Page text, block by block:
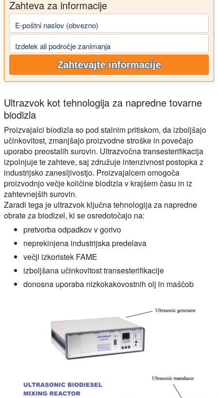
Zahteva za informacije
E-poštni naslov (obvezno)
Izdelek ali področje zanimanja
Zahtevajte informacije
Ultrazvok kot tehnologija za napredne tovarne
biodizla
Proizvajalci biodizla so pod stalnim pritiskom, da izboljšajo
učinkovitost, zmanjšajo proizvodne stroške in povečajo
uporabo preostalih surovin. Ultrazvočna transesterifikacija
izpolnjuje te zahteve, saj združuje intenzivnost postopka z
industrijsko zanesljivostjo. Proizvajalcem omogoča
proizvodnjo večje količine biodizla v krajšem času in iz
zahtevnejših surovin.
Zaradi tega je ultrazvok ključna tehnologija za napredne
obrate za biodizel, ki se osredotočajo na:
pretvorba odpadkov v gorivo
neprekinjena industrijska predelava
večji izkoristek FAME
izboljšana učinkovitost transesterifikacije
donosna uporaba nizkokakovostnih olj in maščob